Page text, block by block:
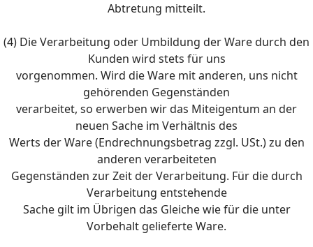
Abtretung mitteilt.
(4) Die Verarbeitung oder Umbildung der Ware durch den
Kunden wird stets für uns
vorgenommen. Wird die Ware mit anderen, uns nicht
gehörenden Gegenständen
verarbeitet, so erwerben wir das Miteigentum an der
neuen Sache im Verhältnis des
Werts der Ware (Endrechnungsbetrag zzgl. USt.) zu den
anderen verarbeiteten
Gegenständen zur Zeit der Verarbeitung. Für die durch
Verarbeitung entstehende
Sache gilt im Übrigen das Gleiche wie für die unter
Vorbehalt gelieferte Ware.